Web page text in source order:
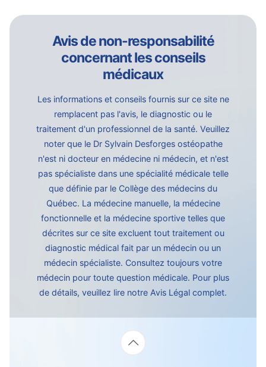
Avis de non-responsabilité
concernant les conseils
médicaux
Les informations et conseils fournis sur ce site ne
remplacent pas l'avis, le diagnostic ou le
traitement d'un professionnel de la santé. Veuillez
noter que le Dr Sylvain Desforges ostéopathe
n'est ni docteur en médecine ni médecin, et n'est
pas spécialiste dans une spécialité médicale telle
que définie par le Collège des médecins du
Québec. La médecine manuelle, la médecine
fonctionnelle et la médecine sportive telles que
décrites sur ce site excluent tout traitement ou
diagnostic médical fait par un médecin ou un
médecin spécialiste. Consultez toujours votre
médecin pour toute question médicale. Pour plus
de détails, veuillez lire notre Avis Légal complet.